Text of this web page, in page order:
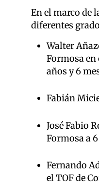
En el marco de
diferentes
Walter
Formosa en
años y 6
Fabián
José Fabio
Formosa a
Fernando
el TOF de